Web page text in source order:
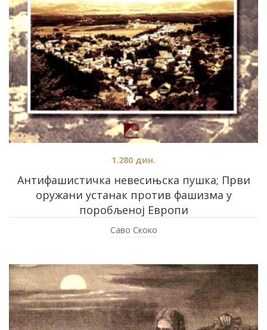
Антифашистичка невесињска пушка; Први
оружани устанак против фашизма у
поробљеној Европи
1.280 дин.
Саво Скоко